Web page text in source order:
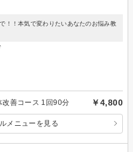
！！本気で変わりたいあなたのお悩み教
改善コース 1回90分 ￥4,800
メニューを見る